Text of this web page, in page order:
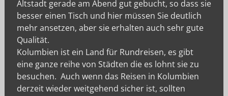
Altstadt gerade am Abend gut gebucht, so dass sie
besser einen Tisch und hier müssen Sie deutlich
mehr ansetzen, aber sie erhalten auch sehr gute
Qualität.
Kolumbien ist ein Land für Rundreisen, es gibt
eine ganze reihe von Städten die es lohnt sie zu
besuchen. Auch wenn das Reisen in Kolumbien
derzeit wieder weitgehend sicher ist, sollten